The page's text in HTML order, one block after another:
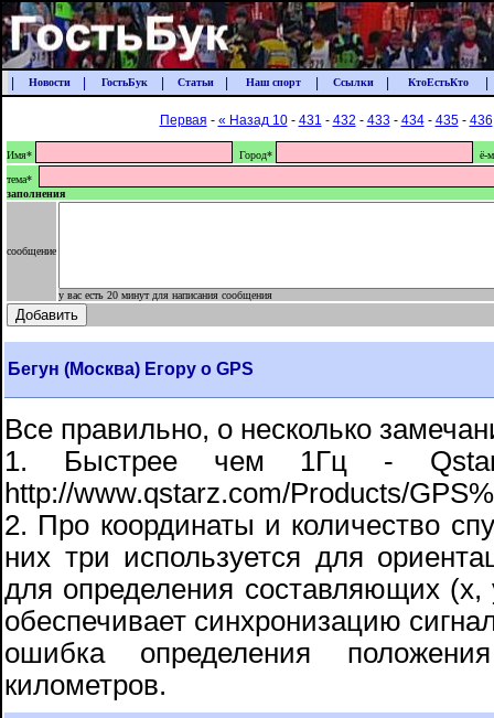
Новости ГостьБук Статьи Наш спорт Ссылки КтоЕстьКто
Первая - « Назад 10- 431 - 432 - 433- 434- 435- 436
Имя* Город*
ё-
тема*
заполнения
сообщение
у вас есть 20 минут для написания сообщения
Бегун (Москва) Егору о GPS
Все правильно, о несколько
1. Быстрее чем 1Гц -
http://www.qstarz.com/Products/
2. Про координаты и количество
них три используется для
для определения составляющих
обеспечивает синхронизацию
ошибка определения
километров.